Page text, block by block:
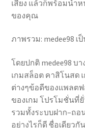
เสี่ยง แล้วก็พร้อมนำ
ของคุณ
ภาพรวม: medee98 เ
โดยปกติ medee98
เกมสล็อต คาสิโนสด
ต่างๆข้อดีของแพลต
ของเกม โปรโมชั่นที่ยั่
รวมทั้งระบบฝาก–ถ
อย่างไรก็ดี ชื่อเดียว